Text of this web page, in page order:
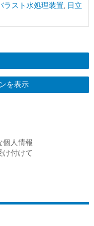
ラスト水処理装置 日立
を表示
個人情報
け付けて